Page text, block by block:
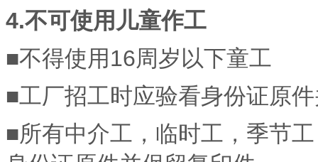
4.不可使用儿童作工
■不得使用16周岁以下童工
■工厂招工时应验看身份证原
■所有中介工，临时工，季节